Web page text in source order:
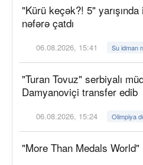
"Kürü keçək?! 5" yarışında
nəfərə çatdı
06.08.2026, 15:41 Su idman
"Turan Tovuz" serbiyalı
Damyanoviçi transfer edib
06.08.2026, 15:24 Olimpiya
"More Than Medals